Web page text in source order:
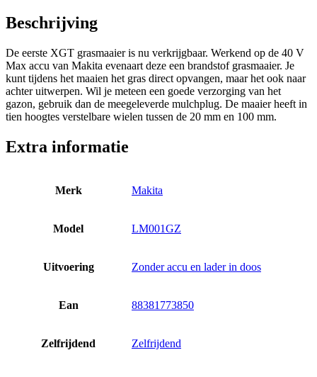
Beschrijving
De eerste XGT grasmaaier is nu verkrijgbaar. Werkend op de 40 V
Max accu van Makita evenaart deze een brandstof grasmaaier. Je
kunt tijdens het maaien het gras direct opvangen, maar het ook naar
achter uitwerpen. Wil je meteen een goede verzorging van het
gazon, gebruik dan de meegeleverde mulchplug. De maaier heeft in
tien hoogtes verstelbare wielen tussen de 20 mm en 100 mm.
Extra informatie
Merk Makita
Model LM001GZ
Uitvoering Zonder accu en lader in doos
Ean 88381773850
Zelfrijdend Zelfrijdend